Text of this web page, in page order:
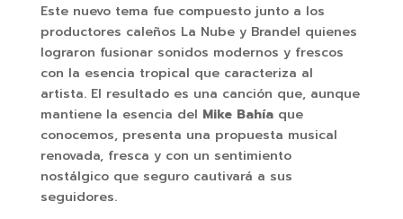
Este nuevo tema fue compuesto junto a los
productores caleños La Nube y Brandel quienes
lograron fusionar sonidos modernos y frescos
con la esencia tropical que caracteriza al
artista. El resultado es una canción que, aunque
mantiene la esencia del Mike Bahíaque
conocemos, presenta una propuesta musical
renovada, fresca y con un sentimiento
nostálgico que seguro cautivará a sus
seguidores.